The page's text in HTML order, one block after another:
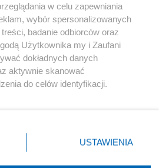
Instagram Youtube
w celu zapewniania
wybór spersonalizowanych
badanie odbiorców oraz
Użytkownika my i Zaufani
dokładnych danych
aktywnie skanować
do celów identyfikacji.
przycisk ustawień prywatności
dolnym rogu strony
nie wymagają zgody
USTAWIENIA